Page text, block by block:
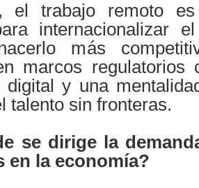
el trabajo remoto es
internacionalizar
más
marcos regulatorios
digital y una
talento sin fronteras.
se dirige la
en la economía?